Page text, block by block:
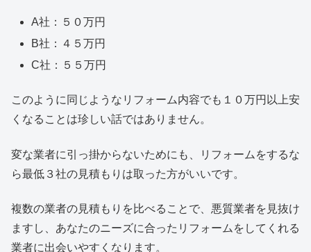
A社：５０万円
B社：４５万円
C社：５５万円
このように同じようなリフォーム内容でも１０万円以上安
くなることは珍しい話ではありません。
変な業者に引っ掛からないためにも、リフォームをするな
ら最低３社の見積もりは取った方がいいです。
複数の業者の見積もりを比べることで、悪質業者を見抜け
ますし、あなたのニーズに合ったリフォームをしてくれる
業者に出会いやすくなります。